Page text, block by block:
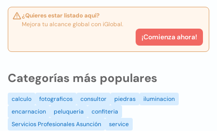
¿Quieres estar listado aquí?
Mejora tu alcance global con iGlobal.
¡Comienza ahora!
Categorías más populares
calculo fotograficos consultor piedras
iluminacion
encarnacion
peluqueria
confiteria
Servicios Profesionales Asunción
service